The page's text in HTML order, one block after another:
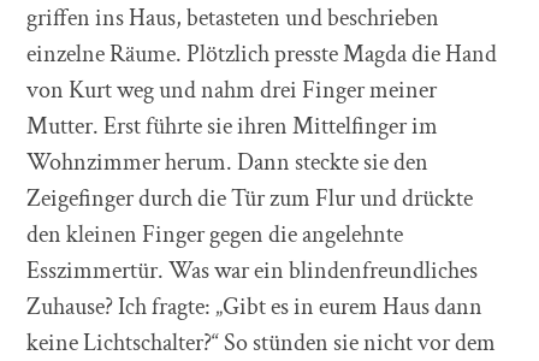
griffen ins Haus, betasteten und beschrieben
einzelne Räume. Plötzlich presste Magda die Hand
von Kurt weg und nahm drei Finger meiner
Mutter. Erst führte sie ihren Mittelfinger im
Wohnzimmer herum. Dann steckte sie den
Zeigefinger durch die Tür zum Flur und drückte
den kleinen Finger gegen die angelehnte
Esszimmertür. Was war ein blindenfreundliches
Zuhause? Ich fragte: „Gibt es in eurem Haus dann
keine Lichtschalter?“ So stünden sie nicht vor dem